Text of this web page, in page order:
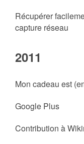
Récupérer
capture réseau
2011
Mon cadeau est
Google Plus
Contribution à